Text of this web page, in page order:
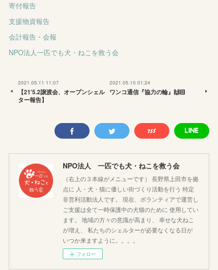
寄付報告
支援物資報告
会計報告・会報
NPO法人一匹でも犬・ねこを救う会
2021.05.11 11:07
【21'5.2譲渡会、オープンシェル
ター報告】
2021.05.10 01:24
ワンコ通信『協力の輪』🙌🏻
NPO法人 一匹でも犬・ねこを救う会
（右上の３本線がメニューです） 長野県上田市を拠
点に 人・犬・猫に優しい街づくり活動を行う 特定
非営利活動法人です。 現在、ボランティアで運営し
ご支援は全て一時保護中の犬猫のために 使用してい
ます。 地域の方々の意識が高まり、 幸せな犬ねこ
が増え、 私たちのシェルターが必要なくなる日が
いつか来ますように。。。。
フォロー